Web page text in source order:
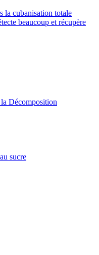
la cubanisation totale
beaucoup et récupère
Décomposition
sucre